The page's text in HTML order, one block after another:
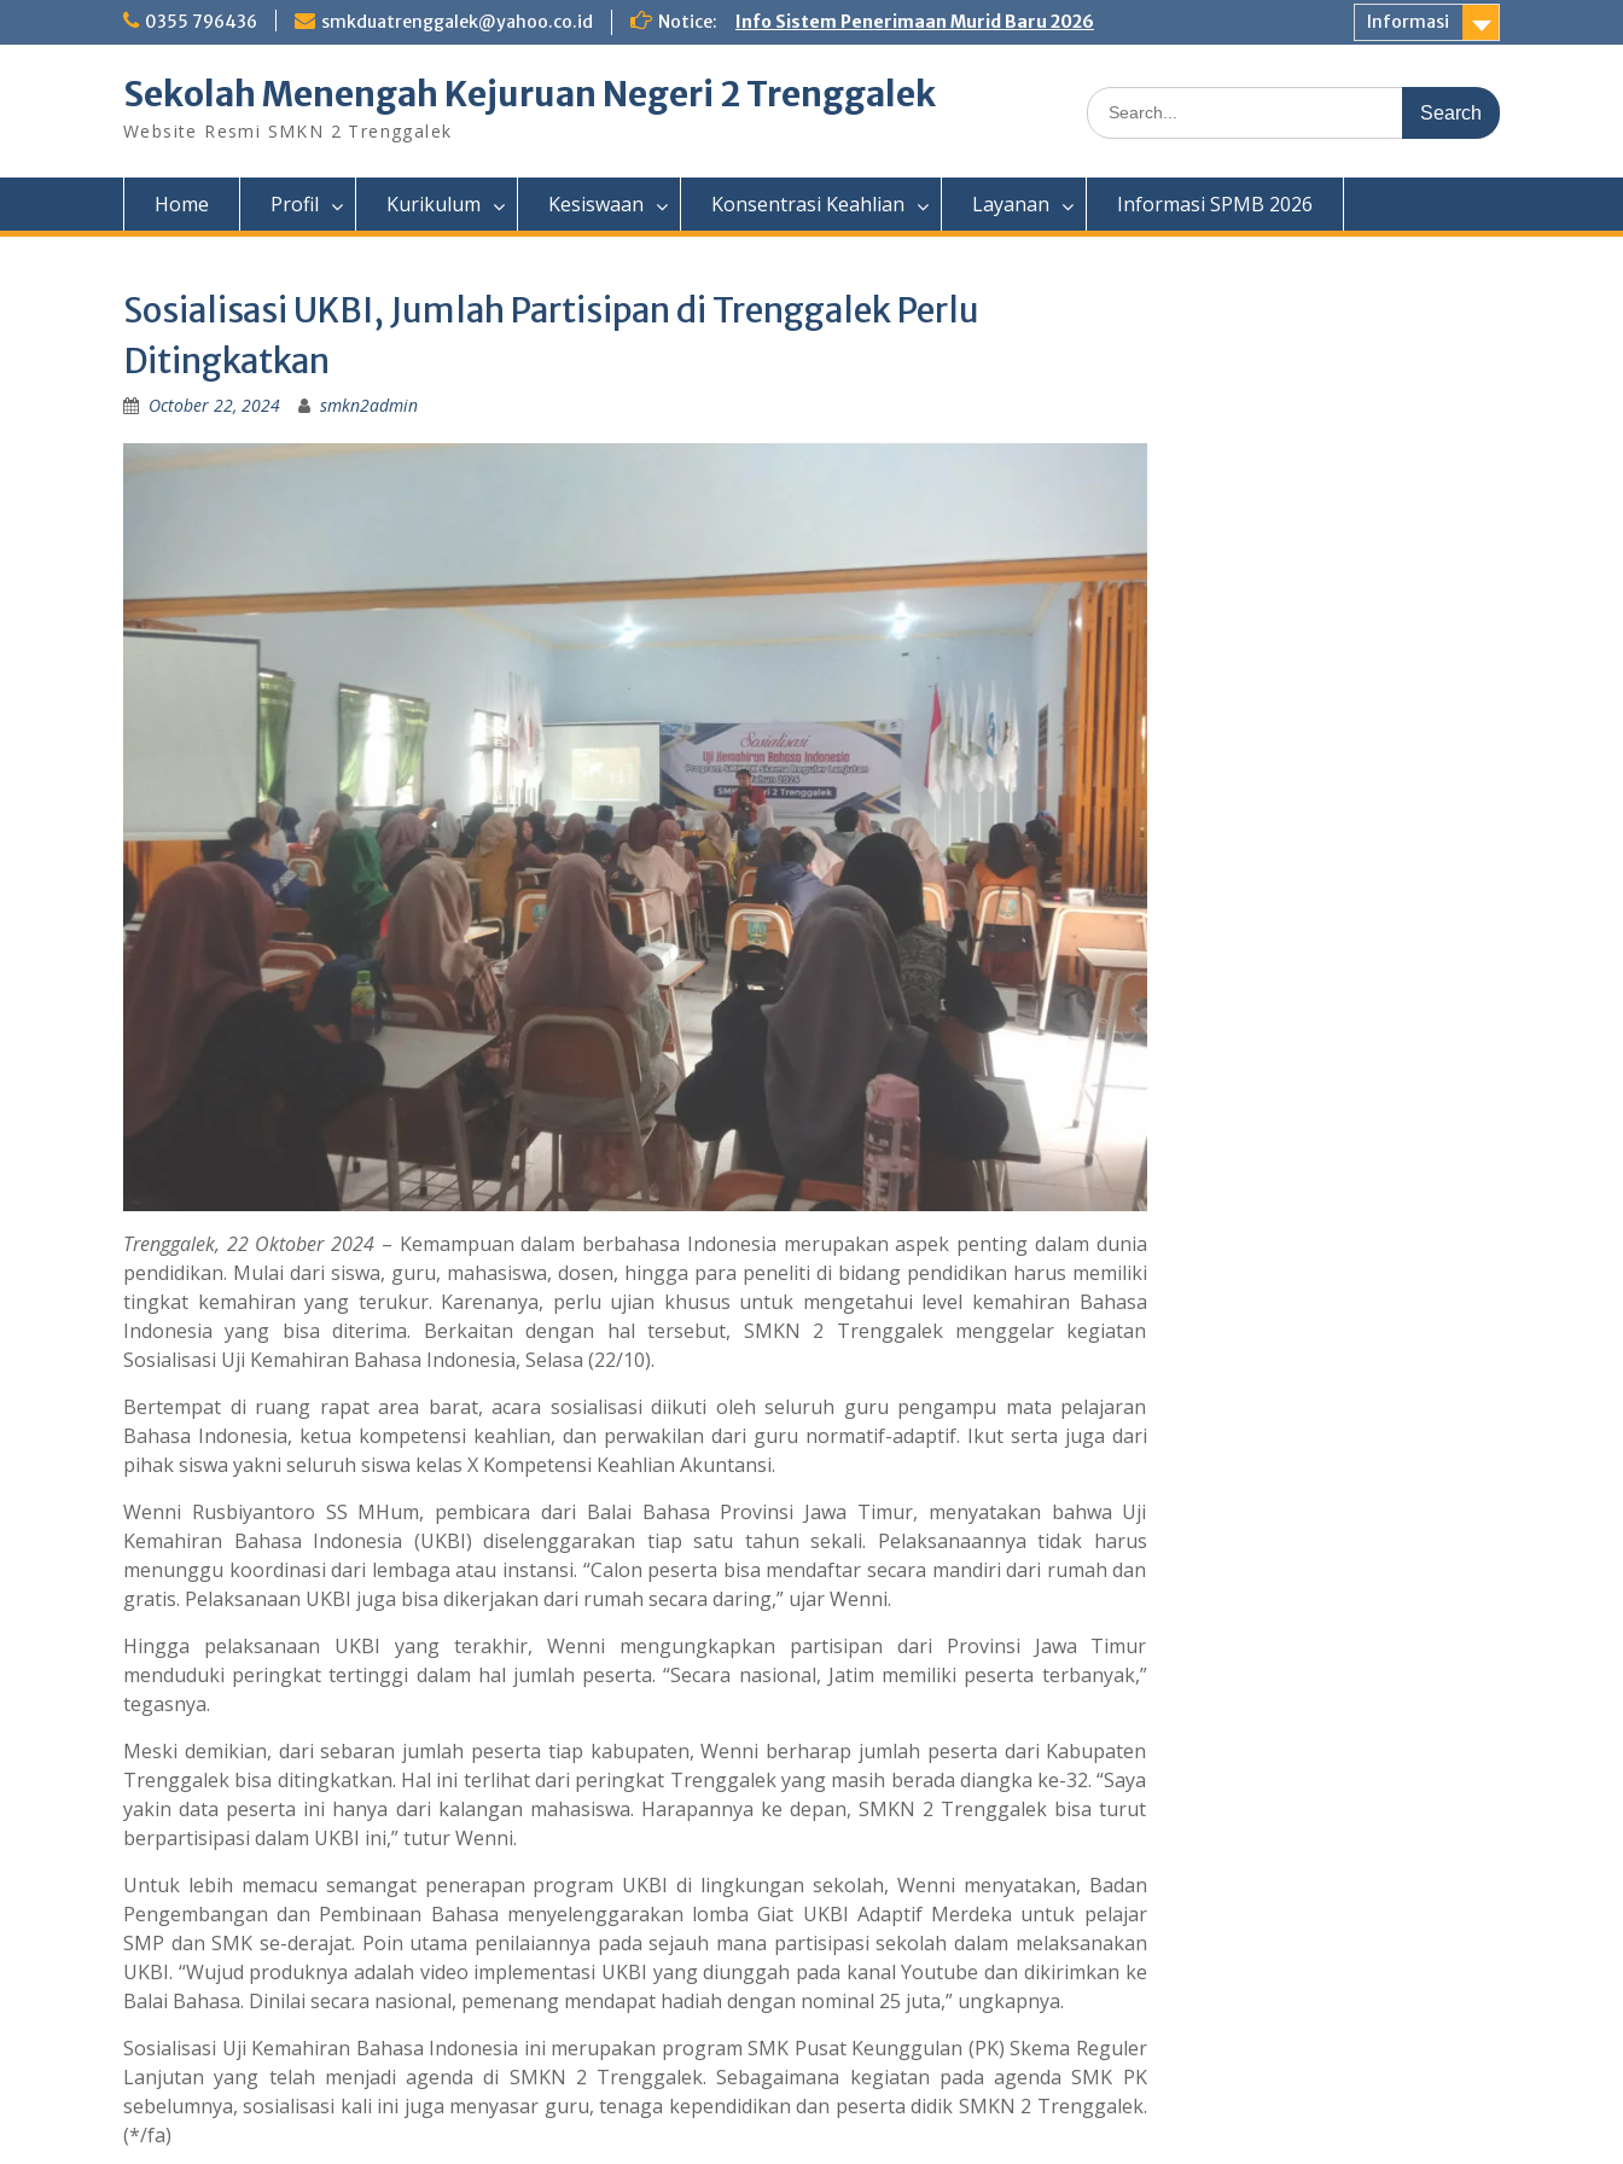
0355 796436 smkduatrenggalek@yahoo.co.id Notice: Info Sistem Penerimaan Murid Baru 2026 Informasi
Sekolah Menengah Kejuruan Negeri 2 Trenggalek
Website Resmi SMKN 2 Trenggalek
Search
for:
Home Profil Kurikulum Kesiswaan Konsentrasi Keahlian Layanan Informasi SPMB 2026
Sosialisasi UKBI, Jumlah Partisipan di Trenggalek Perlu
Ditingkatkan
October 22, 2024 smkn2admin
Trenggalek, 22 Oktober 2024 – Kemampuan dalam berbahasa Indonesia merupakan aspek penting dalam dunia
pendidikan. Mulai dari siswa, guru, mahasiswa, dosen, hingga para peneliti di bidang pendidikan harus memiliki
tingkat kemahiran yang terukur. Karenanya, perlu ujian khusus untuk mengetahui level kemahiran Bahasa
Indonesia yang bisa diterima. Berkaitan dengan hal tersebut, SMKN 2 Trenggalek menggelar kegiatan
Sosialisasi Uji Kemahiran Bahasa Indonesia, Selasa (22/10).
Bertempat di ruang rapat area barat, acara sosialisasi diikuti oleh seluruh guru pengampu mata pelajaran
Bahasa Indonesia, ketua kompetensi keahlian, dan perwakilan dari guru normatif-adaptif. Ikut serta juga dari
pihak siswa yakni seluruh siswa kelas X Kompetensi Keahlian Akuntansi.
Wenni Rusbiyantoro SS MHum, pembicara dari Balai Bahasa Provinsi Jawa Timur, menyatakan bahwa Uji
Kemahiran Bahasa Indonesia (UKBI) diselenggarakan tiap satu tahun sekali. Pelaksanaannya tidak harus
menunggu koordinasi dari lembaga atau instansi. “Calon peserta bisa mendaftar secara mandiri dari rumah dan
gratis. Pelaksanaan UKBI juga bisa dikerjakan dari rumah secara daring,” ujar Wenni.
Hingga pelaksanaan UKBI yang terakhir, Wenni mengungkapkan partisipan dari Provinsi Jawa Timur
menduduki peringkat tertinggi dalam hal jumlah peserta. “Secara nasional, Jatim memiliki peserta terbanyak,”
tegasnya.
Meski demikian, dari sebaran jumlah peserta tiap kabupaten, Wenni berharap jumlah peserta dari Kabupaten
Trenggalek bisa ditingkatkan. Hal ini terlihat dari peringkat Trenggalek yang masih berada diangka ke-32. “Saya
yakin data peserta ini hanya dari kalangan mahasiswa. Harapannya ke depan, SMKN 2 Trenggalek bisa turut
berpartisipasi dalam UKBI ini,” tutur Wenni.
Untuk lebih memacu semangat penerapan program UKBI di lingkungan sekolah, Wenni menyatakan, Badan
Pengembangan dan Pembinaan Bahasa menyelenggarakan lomba Giat UKBI Adaptif Merdeka untuk pelajar
SMP dan SMK se-derajat. Poin utama penilaiannya pada sejauh mana partisipasi sekolah dalam melaksanakan
UKBI. “Wujud produknya adalah video implementasi UKBI yang diunggah pada kanal Youtube dan dikirimkan ke
Balai Bahasa. Dinilai secara nasional, pemenang mendapat hadiah dengan nominal 25 juta,” ungkapnya.
Sosialisasi Uji Kemahiran Bahasa Indonesia ini merupakan program SMK Pusat Keunggulan (PK) Skema Reguler
Lanjutan yang telah menjadi agenda di SMKN 2 Trenggalek. Sebagaimana kegiatan pada agenda SMK PK
sebelumnya, sosialisasi kali ini juga menyasar guru, tenaga kependidikan dan peserta didik SMKN 2 Trenggalek.
(*/fa)